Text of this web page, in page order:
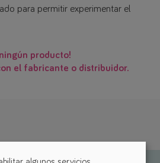
para permitir experimentar el
producto!
el fabricante o distribuidor.